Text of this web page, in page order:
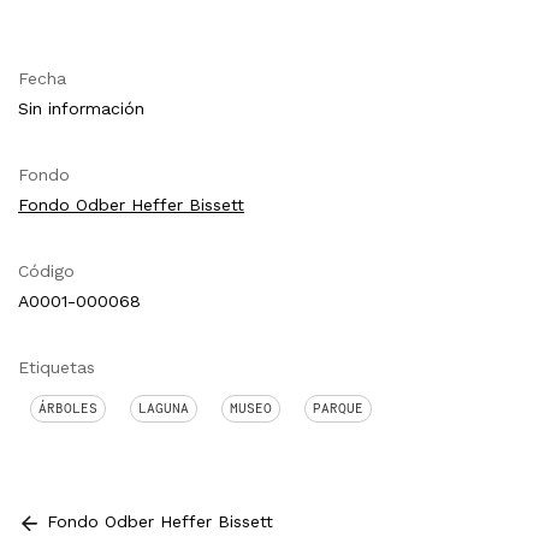
Fecha
Sin información
Fondo
Fondo Odber Heffer Bissett
Código
A0001-000068
Etiquetas
ÁRBOLES LAGUNA MUSEO PARQUE
Fondo Odber Heffer Bissett